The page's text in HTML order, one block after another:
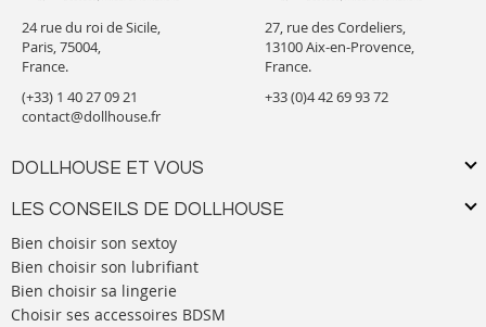
24 rue du roi de Sicile,
Paris, 75004,
France.
(+33) 1 40 27 09 21
contact@dollhouse.fr
DOLLHOUSE ET VOUS
LES CONSEILS DE DOLLHOUSE
Bien choisir son sextoy
Bien choisir son lubrifiant
Bien choisir sa lingerie
Choisir ses accessoires BDSM
27, rue des Cordeliers,
13100 Aix-en-Provence,
France.
+33 (0)4 42 69 93 72